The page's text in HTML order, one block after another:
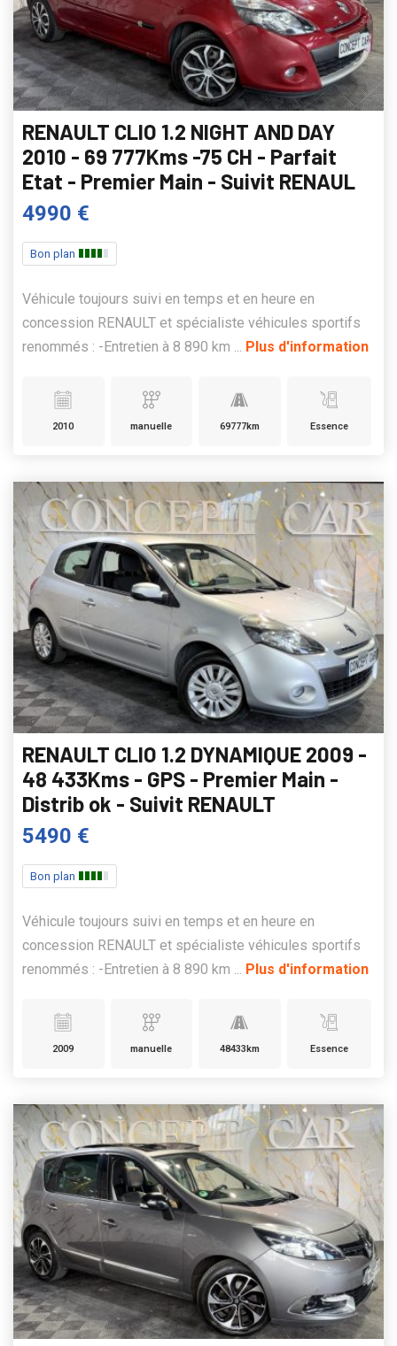
RENAULT CLIO 1.2 NIGHT AND DAY
2010 - 69 777Kms -75 CH - Parfait
Etat - Premier Main - Suivit RENAUL
4990 €
Bon plan
Véhicule toujours suivi en temps et en heure en
concession RENAULT et spécialiste véhicules sportifs
renommés : -Entretien à 8 890 km ... Plus d'information
2010 manuelle 69777km Essence
RENAULT CLIO 1.2 DYNAMIQUE 2009 -
48 433Kms - GPS - Premier Main -
Distrib ok - Suivit RENAULT
5490 €
Bon plan
Véhicule toujours suivi en temps et en heure en
concession RENAULT et spécialiste véhicules sportifs
renommés : -Entretien à 8 890 km ... Plus d'information
2009 manuelle 48433km Essence